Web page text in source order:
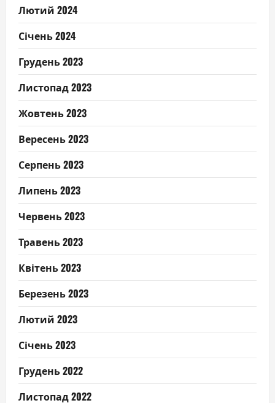
Лютий 2024
Січень 2024
Грудень 2023
Листопад 2023
Жовтень 2023
Вересень 2023
Серпень 2023
Липень 2023
Червень 2023
Травень 2023
Квітень 2023
Березень 2023
Лютий 2023
Січень 2023
Грудень 2022
Листопад 2022